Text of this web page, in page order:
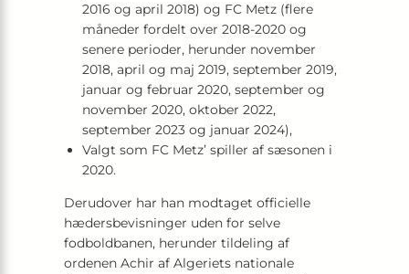
2016 og april 2018) og FC Metz (flere
måneder fordelt over 2018-2020 og
senere perioder, herunder november
2018, april og maj 2019, september 2019,
januar og februar 2020, september og
november 2020, oktober 2022,
september 2023 og januar 2024),
Valgt som FC Metz’ spiller af sæsonen i
2020.
Derudover har han modtaget officielle
hædersbevisninger uden for selve
fodboldbanen, herunder tildeling af
ordenen Achir af Algeriets nationale